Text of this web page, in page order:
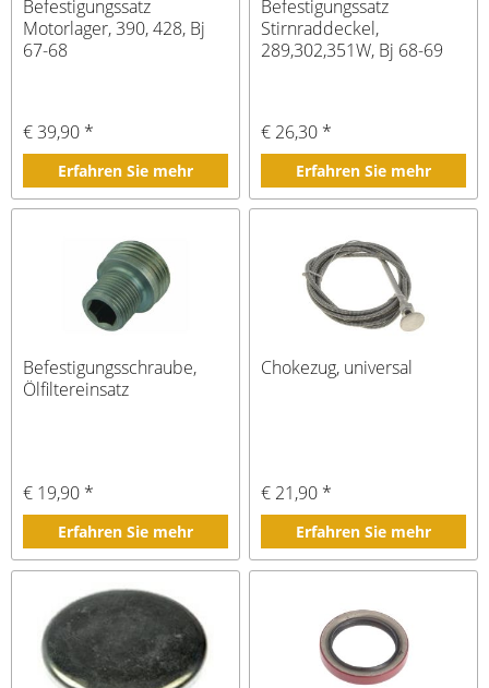
Befestigungssatz
Motorlager, 390, 428, Bj
67-68
€ 39,90 *
Erfahren Sie mehr
Befestigungssatz
Stirnraddeckel,
289,302,351W, Bj 68-69
€ 26,30 *
Erfahren Sie mehr
Befestigungsschraube,
Ölfiltereinsatz
€ 19,90 *
Erfahren Sie mehr
Chokezug, universal
€ 21,90 *
Erfahren Sie mehr